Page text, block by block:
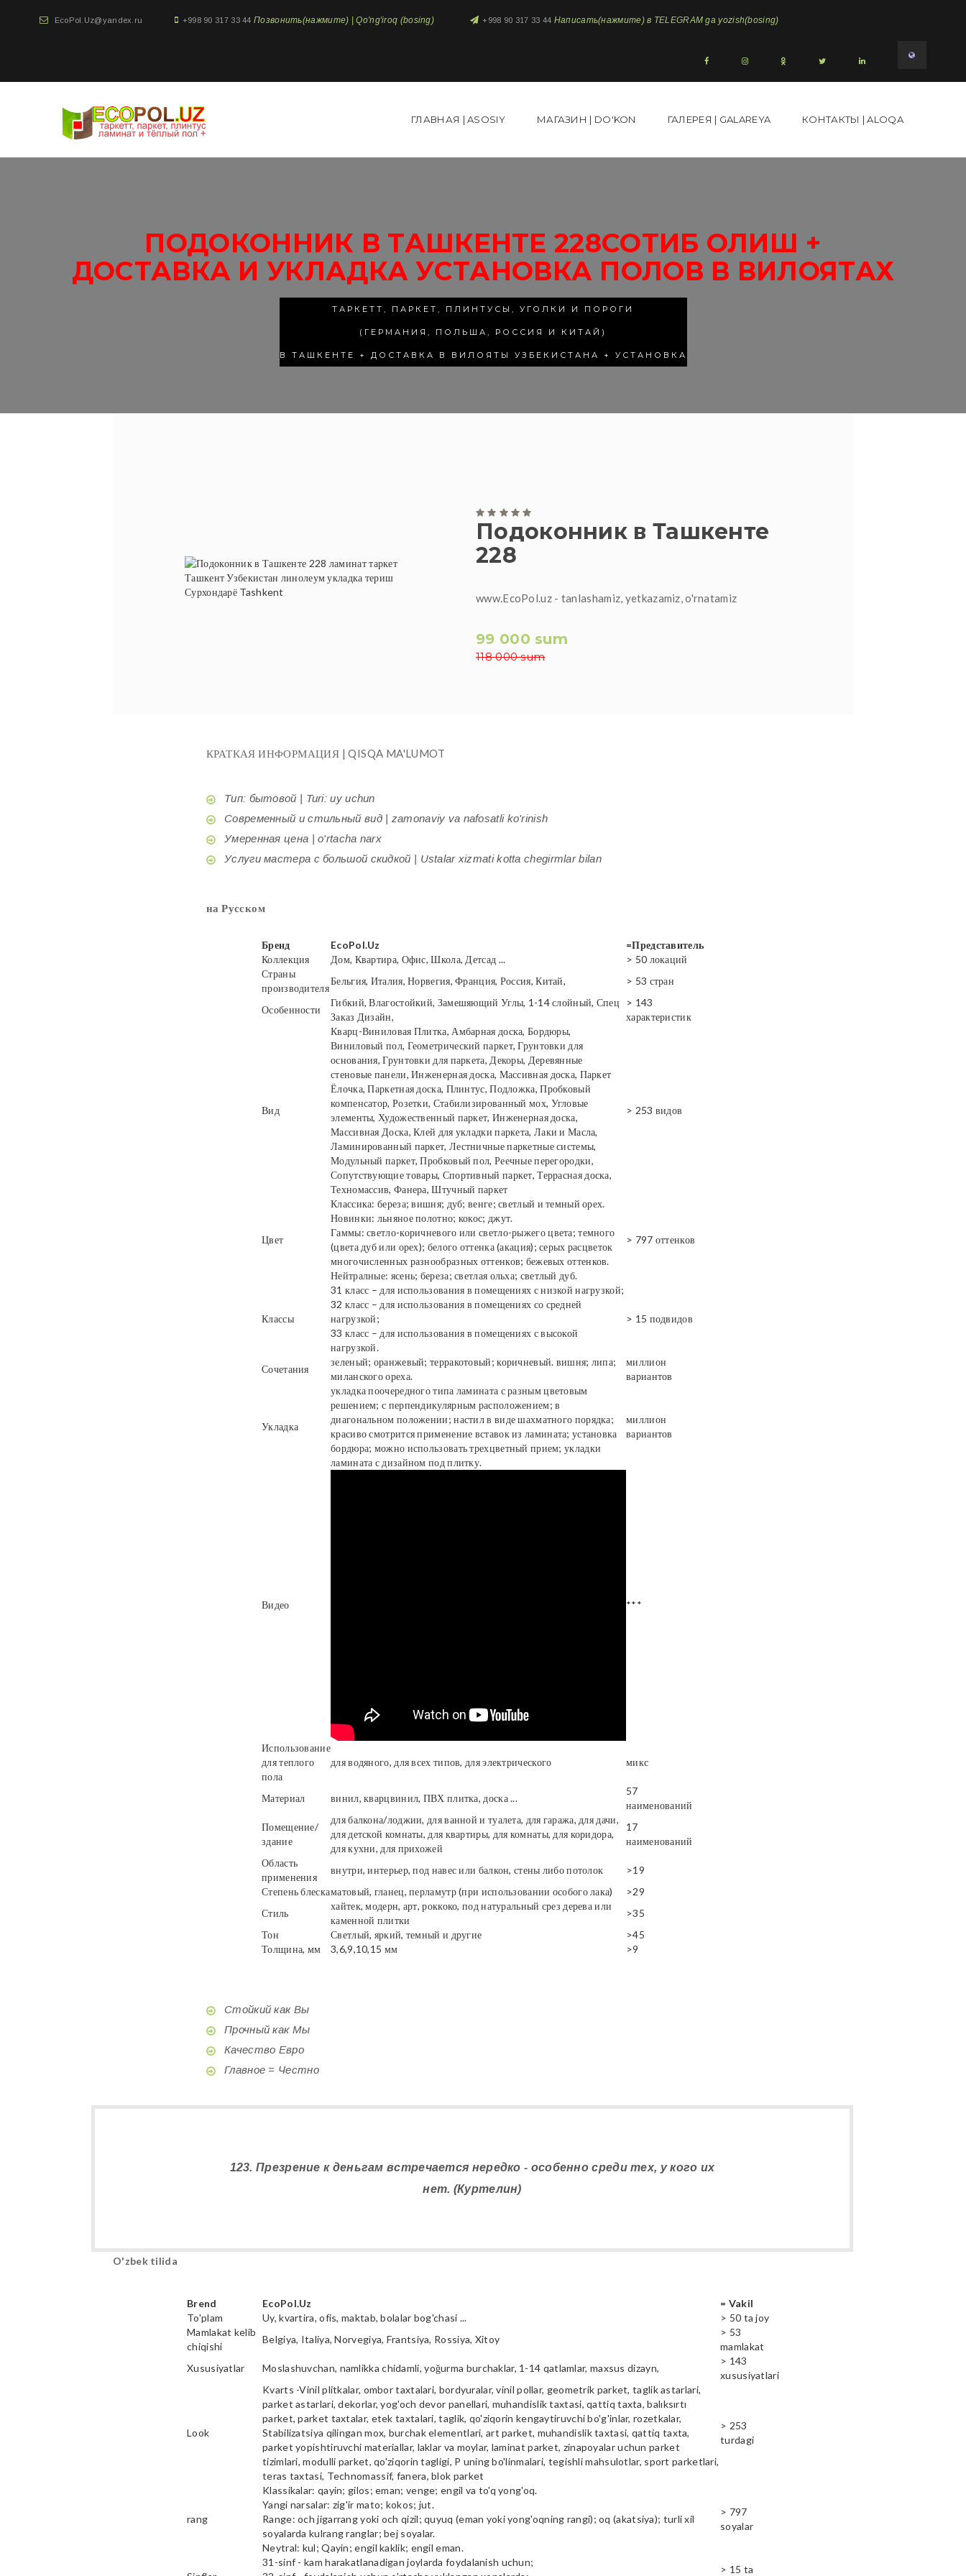
EcoPol.Uz@yandex.ru +998 90 317 33 44 Позвонить(нажмите) | Qo'ng'iroq (bosing) +998 90 317 33 44 Написать(нажмите) в TELEGRAM ga yozish(bosing)
ГЛАВНАЯ | ASOSIY МАГАЗИН | DO'KON ГАЛЕРЕЯ | GALAREYA КОНТАКТЫ | ALOQA
ПОДОКОННИК В ТАШКЕНТЕ 228СОТИБ ОЛИШ +
ДОСТАВКА И УКЛАДКА УСТАНОВКА ПОЛОВ В ВИЛОЯТАХ
ТАРКЕТТ, ПАРКЕТ, ПЛИНТУСЫ, УГОЛКИ И ПОРОГИ
(ГЕРМАНИЯ, ПОЛЬША, РОССИЯ И КИТАЙ)
В ТАШКЕНТЕ + ДОСТАВКА В ВИЛОЯТЫ УЗБЕКИСТАНА + УСТАНОВКА
Подоконник в Ташкенте
228
www.EcoPol.uz - tanlashamiz, yetkazamiz, o'rnatamiz
99 000 sum
118 000 sum
КРАТКАЯ ИНФОРМАЦИЯ | QISQA MA'LUMOT
Тип: бытовой | Turi: uy uchun
Современный и стильный вид | zamonaviy va nafosatli ko'rinish
Умеренная цена | o'rtacha narx
Услуги мастера с большой скидкой | Ustalar xizmati kotta chegirmlar bilan
на Русском
Бренд EcoPol.Uz
=Представитель
Коллекция
Дом, Квартира, Офис, Школа, Детсад ...
> 50 локаций
Страны
производителя
Бельгия, Италия, Норвегия, Франция, Россия, Китай, > 53 стран
Особенности
Гибкий, Влагостойкий, Замешяющий Углы, 1-14 слойный, Спец
Заказ Дизайн,
> 143
характеристик
Вид
Кварц-Виниловая Плитка, Амбарная доска, Бордюры,
Виниловый пол, Геометрический паркет, Грунтовки для
основания, Грунтовки для паркета, Декоры, Деревянные
стеновые панели, Инженерная доска, Массивная доска, Паркет
Ёлочка, Паркетная доска, Плинтус, Подложка, Пробковый
компенсатор, Розетки, Стабилизированный мох, Угловые
элементы, Художественный паркет, Инженерная доска,
Массивная Доска, Клей для укладки паркета, Лаки и Масла,
Ламинированный паркет, Лестничные паркетные системы,
Модульный паркет, Пробковый пол, Реечные перегородки,
Сопутствующие товары, Спортивный паркет, Террасная доска,
Техномассив, Фанера, Штучный паркет
> 253 видов
Цвет
Классика: береза; вишня; дуб; венге; светлый и темный орех.
Новинки: льняное полотно; кокос; джут.
Гаммы: светло-коричневого или светло-рыжего цвета; темного
(цвета дуб или орех); белого оттенка (акация); серых расцветок
многочисленных разнообразных оттенков; бежевых оттенков.
Нейтралные: ясень; береза; светлая ольха; светлый дуб.
> 797 оттенков
Классы
31 класс – для использования в помещениях с низкой нагрузкой;
32 класс – для использования в помещениях со средней
нагрузкой;
33 класс – для использования в помещениях с высокой
нагрузкой.
> 15 подвидов
Сочетания
зеленый; оранжевый; терракотовый; коричневый. вишня; липа;
миланского ореха.
миллион
вариантов
Укладка
укладка поочередного типа ламината с разным цветовым
решением; с перпендикулярным расположением; в
диагональном положении; настил в виде шахматного порядка;
красиво смотрится применение вставок из ламината; установка
бордюра; можно использовать трехцветный прием; укладки
ламината с дизайном под плитку.
миллион
вариантов
Видео ***
Использование
для теплого
пола
для водяного, для всех типов, для электрического микс
Материал винил, кварцвинил, ПВХ плитка, доска ...
57
наименований
Помещение/
здание
для балкона/лоджии, для ванной и туалета, для гаража, для дачи,
для детской комнаты, для квартиры, для комнаты, для коридора,
для кухни, для прихожей
17
наименований
Область
применения
внутри, интерьер, под навес или балкон, стены либо потолок
>19
Степень блескаматовый, гланец, перламутр (при использовании особого лака)
>29
Стиль
хайтек, модерн, арт, роккоко, под натуральный срез дерева или
каменной плитки
>35
Тон
Светлый, яркий, темный и другие
>45
Толщина, мм
3,6,9,10,15 мм >9
Стойкий как Вы
Прочный как Мы
Качество Евро
Главное = Честно
123. Презрение к деньгам встречается нередко - особенно среди тех, у кого их
нет. (Куртелин)
O'zbek tilida
Brend EcoPol.Uz
= Vakil
To'plam
Uy, kvartira, ofis, maktab, bolalar bog'chasi ...
> 50 ta joy
Mamlakat kelib
chiqishi
Belgiya, Italiya, Norvegiya, Frantsiya, Rossiya, Xitoy
> 53
mamlakat
Xususiyatlar
Moslashuvchan, namlikka chidamli, yoğurma burchaklar, 1-14 qatlamlar, maxsus dizayn,
> 143
xususiyatlari
Look
Kvarts -Vinil plitkalar, ombor taxtalari, bordyuralar, vinil pollar, geometrik parket, taglik astarlari,
parket astarlari, dekorlar, yog'och devor panellari, muhandislik taxtasi, qattiq taxta, balıksırtı
parket, parket taxtalar, etek taxtalari, taglik, qo'ziqorin kengaytiruvchi bo'g'inlar, rozetkalar,
Stabilizatsiya qilingan mox, burchak elementlari, art parket, muhandislik taxtasi, qattiq taxta,
parket yopishtiruvchi materiallar, laklar va moylar, laminat parket, zinapoyalar uchun parket
tizimlari, modulli parket, qo'ziqorin tagligi, P uning bo'linmalari, tegishli mahsulotlar, sport parketlari,
teras taxtasi, Technomassif, fanera, blok parket
> 253
turdagi
rang
Klassikalar: qayin; gilos; eman; venge; engil va to'q yong'oq.
Yangi narsalar: zig'ir mato; kokos; jut.
Range: och jigarrang yoki och qizil; quyuq (eman yoki yong'oqning rangi); oq (akatsiya); turli xil
soyalarda kulrang ranglar; bej soyalar.
Neytral: kul; Qayin; engil kaklik; engil eman.
> 797
soyalar
31-sinf - kam harakatlanadigan joylarda foydalanish uchun;
> 15 ta